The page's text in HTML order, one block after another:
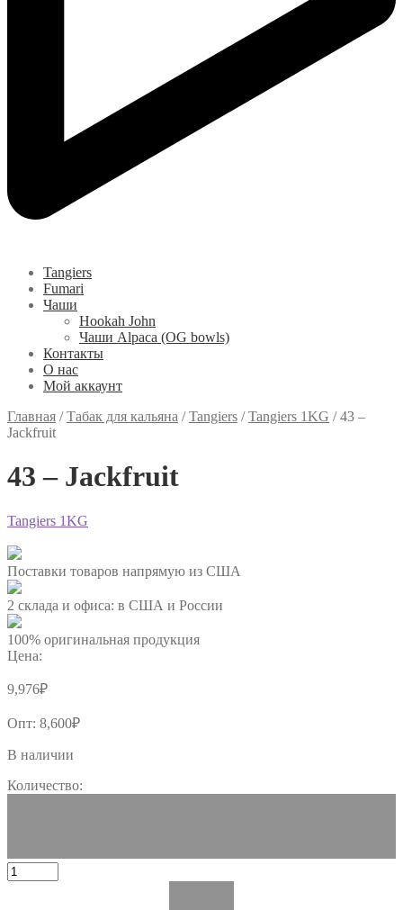
Tangiers
Fumari
Чаши
Hookah John
Чаши Alpaca (OG bowls)
Контакты
О нас
Мой аккаунт
Главная /Табак для кальяна /Tangiers /Tangiers 1KG /43 –
Jackfruit
43 – Jackfruit
Tangiers 1KG
Поставки товаров напрямую из США
2 склада и офиса: в США и России
100% оригинальная продукция
Цена:
9,976₽
Опт: 8,600₽
В наличии
Количество: